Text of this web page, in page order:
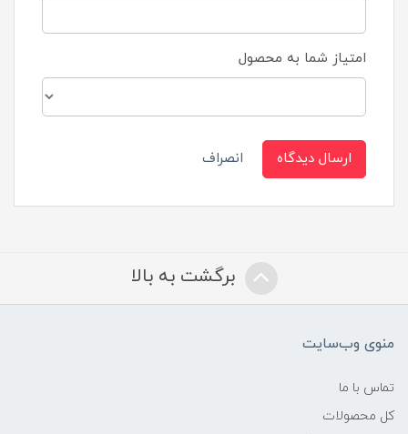
امتیاز شما به محصول
ارسال دیدگاه انصراف
برگشت به بالا
منوی وب‌سایت
تماس با ما
کل محصولات